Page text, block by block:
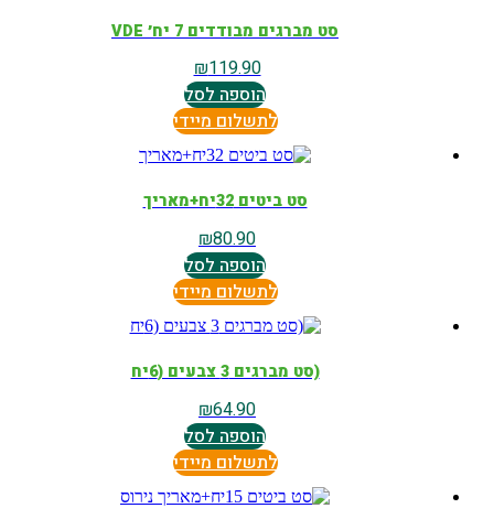
סט מברגים מבודדים 7 יח׳ VDE
₪119.90
הוספה לסל
לתשלום מיידי
סט ביטים 32יח+מאריך
₪80.90
הוספה לסל
לתשלום מיידי
(סט מברגים 3 צבעים (6יח
₪64.90
הוספה לסל
לתשלום מיידי